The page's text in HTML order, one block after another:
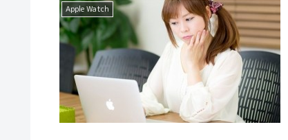
Apple Watch